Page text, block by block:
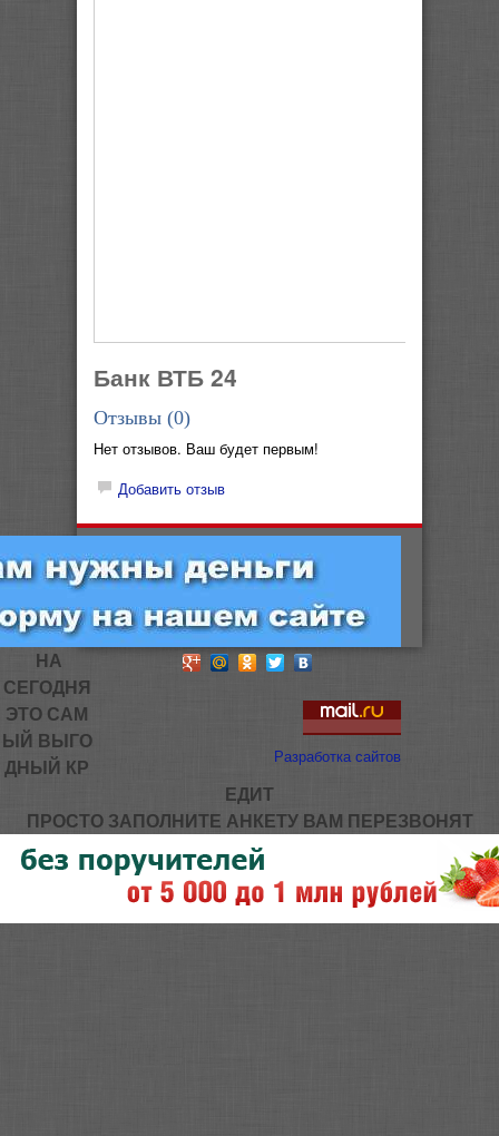
Банк ВТБ 24
Отзывы (0)
Нет отзывов. Ваш будет первым!
Добавить отзыв
Разработка сайтов
НА
СЕГОДНЯ
ЭТО САМ
ЫЙ ВЫГО
ДНЫЙ КР
ЕДИТ
ПРОСТО ЗАПОЛНИТЕ АНКЕТУ ВАМ ПЕРЕЗВОНЯТ